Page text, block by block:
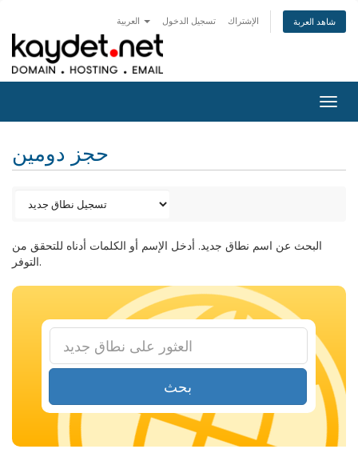
تسجيل الدخول الإشتراك شاهد العربة
حجز دومين
البحث عن اسم نطاق جديد. أدخل الإسم أو الكلمات أدناه للتحقق من
التوفر.
بحث